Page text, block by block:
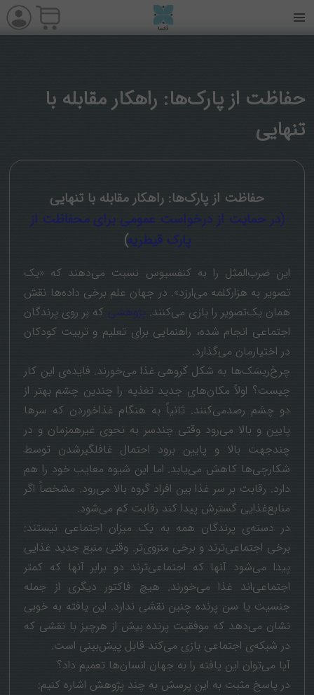
حفاظت از پارک‌ها: راهکار مقابله با
تنهایی
حفاظت از پارک‌ها: راهکار مقابله با تنهایی
(در حمایت از درخواست عمومی برای محفاظت از
پارک قیطریه)
این ضرب‌المثل را به کنفسیوس نسبت می‌دهند که «یک
تصویر به هزارکلمه می‌ارزد». در جهان علم برخی داده‌ها نقش
همان یک‌تصویر را بازی می‌کنند. پژوهشی که بر روی پرندگان
اجتماعی انجام شده، راهنمایی برای تعلیم و تربیت کودکان
در اختیارمان می‌گذارد.
چرخ‌ریسَک‌ها به شکل گروهی غذا می‌خورند. فایده‌‌ی این کار
چیست؟ اولاً مکان‌های جدید تغذیه را چندین چشم بهتر از
دو چشم رصدمی‌کنند. ثانیاً به هنگام غذاخوردن که سرها
پایین و بالا می‌رود وقتی چندسر به نحوی غیرهمزمان و در
چندجهت بالا و پایین برود احتمال غافلگیرشدن توسط
شکارچی‌ها کاهش می‌یابد. اما این شیوه معایب خود را هم
دارد. رقابت بر سر غذا بین افراد گروه بالا می‌رود. مشخصاً اگر
منابع‌غذایی گسترش پیدا کند رقابت کم می‌شود.
در دسته‌ی پرندگان همه به یک میزان اجتماعی نیستند:
برخی اجتماعی‌ترند و برخی منزوی‌تر. وقتی منبع جدید غذایی
پیدا می‌شود آنها که اجتماعی‌ترند دو برابر آنها که کمتر
اجتماعی‌اند غذا می‌خورند. هیچ فاکتور دیگری از جمله
جنسیت یا سن پرنده چنین نقشی ندارد. این یافته به خوبی
نشان می‌دهد که موفقیت پرنده بیش از هرچیز با نقشی که
در شبکه‌ی اجتماعی بازی می‌کند قابل پیش‌بینی است.
آیا می‌توان این یافته را به جهان انسان‌ها تعمیم داد؟
در پاسخ مثبت به این پرسش به چند پژوهش اشاره کنیم: